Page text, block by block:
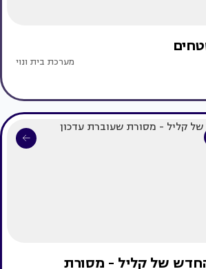
מערכת בית ונוי
של קליל - מסורת